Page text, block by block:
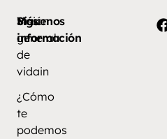
Más
información
Visión
general
de
vidain
¿Cómo
te
podemos
Síguenos